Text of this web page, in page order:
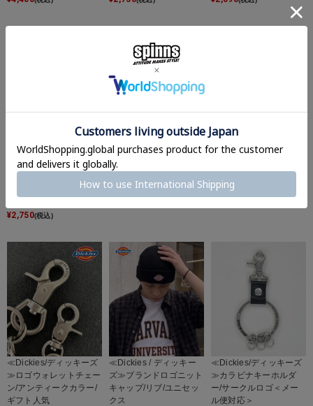
≪Dickies/ディッキーズ
≫ヴィンテージライクカ
ラビナウォレットチェー
ン/ロゴ/プレゼントにも
¥2,750(税込)
≪Dickies/ディッキーズ
≫アイコンロゴガチャベ
ルト
¥ 1,320
≪Dickies/ディッキーズ
ーバッグ/大容量/A４収
納可能
≪Dickies/ディッキーズ
≫ロゴウォレットチェー
ン/アンティークカラー/
ギフト人気
≪Dickies / ディッキー
ズ≫ブランドロゴニット
キャップ/リブ/ユニセッ
クス
≪Dickies/ディッキーズ
≫カラビナキーホルダ
ー/サークルロゴ＜メー
ル便対応＞